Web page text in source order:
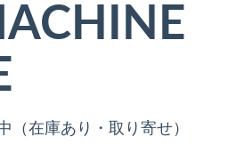
（在庫あり・取り寄せ）